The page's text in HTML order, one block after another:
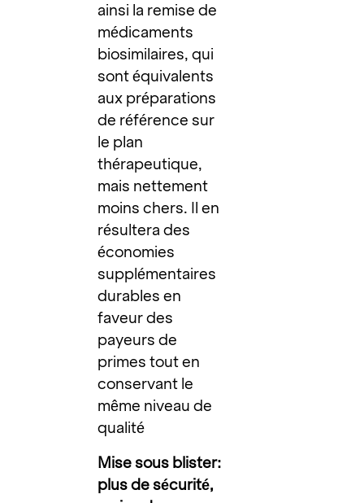
ainsi la remise de
médicaments
biosimilaires, qui
sont équivalents
aux préparations
de référence sur
le plan
thérapeutique,
mais nettement
moins chers. Il en
résultera des
économies
supplémentaires
durables en
faveur des
payeurs de
primes tout en
conservant le
même niveau de
qualité
Mise sous blister:
plus de sécurité,